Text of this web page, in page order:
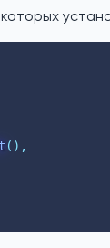
(),